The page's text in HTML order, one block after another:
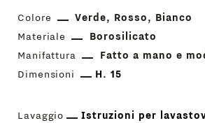
Colore Verde Rosso
Bianco
Materiale
Borosilicato
Manifattura
Fatto a mano e
Dimensioni
H. 15
Lavaggio Istruzioni per